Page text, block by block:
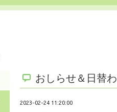
おしらせ＆日替
2023-02-24 11:20:00